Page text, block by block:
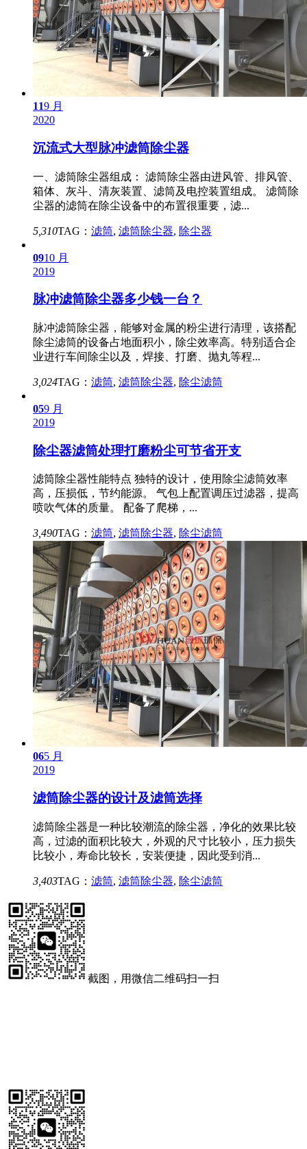
119 月
2020
沉流式大型脉冲滤筒除尘器
一、滤筒除尘器组成： 滤筒除尘器由进风管、排风管、
箱体、灰斗、清灰装置、滤筒及电控装置组成。 滤筒除
尘器的滤筒在除尘设备中的布置很重要，滤...
5,310TAG： 滤筒, 滤筒除尘器, 除尘器
0910 月
2019
脉冲滤筒除尘器多少钱一台？
脉冲滤筒除尘器，能够对金属的粉尘进行清理，该搭配
除尘滤筒的设备占地面积小，除尘效率高。特别适合企
业进行车间除尘以及，焊接、打磨、抛丸等程...
3,024TAG： 滤筒, 滤筒除尘器, 除尘滤筒
059 月
2019
除尘器滤筒处理打磨粉尘可节省开支
滤筒除尘器性能特点 独特的设计，使用除尘滤筒效率
高，压损低，节约能源。 气包上配置调压过滤器，提高
喷吹气体的质量。 配备了爬梯，...
3,490TAG： 滤筒, 滤筒除尘器, 除尘滤筒
065 月
2019
滤筒除尘器的设计及滤筒选择
滤筒除尘器是一种比较潮流的除尘器，净化的效果比较
高，过滤的面积比较大，外观的尺寸比较小，压力损失
比较小，寿命比较长，安装便捷，因此受到消...
3,403TAG： 滤筒, 滤筒除尘器, 除尘滤筒
截图，用微信二维码扫一扫